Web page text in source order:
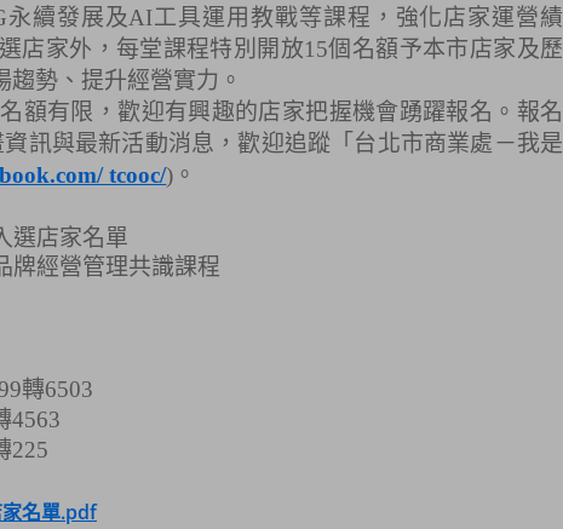
續發展及AI工具運用教戰等課程，強化店家運營績
店家外，每堂課程特別開放15個名額予本市店家及歷
勢、提升經營實力。
額有限，歡迎有興趣的店家把握機會踴躍報名。報名
資訊與最新活動消息，歡迎追蹤「台北市商業處－我是
tcooc/)。
選店家名單
牌經營管理共識課程
轉6503
225
名單.pdf